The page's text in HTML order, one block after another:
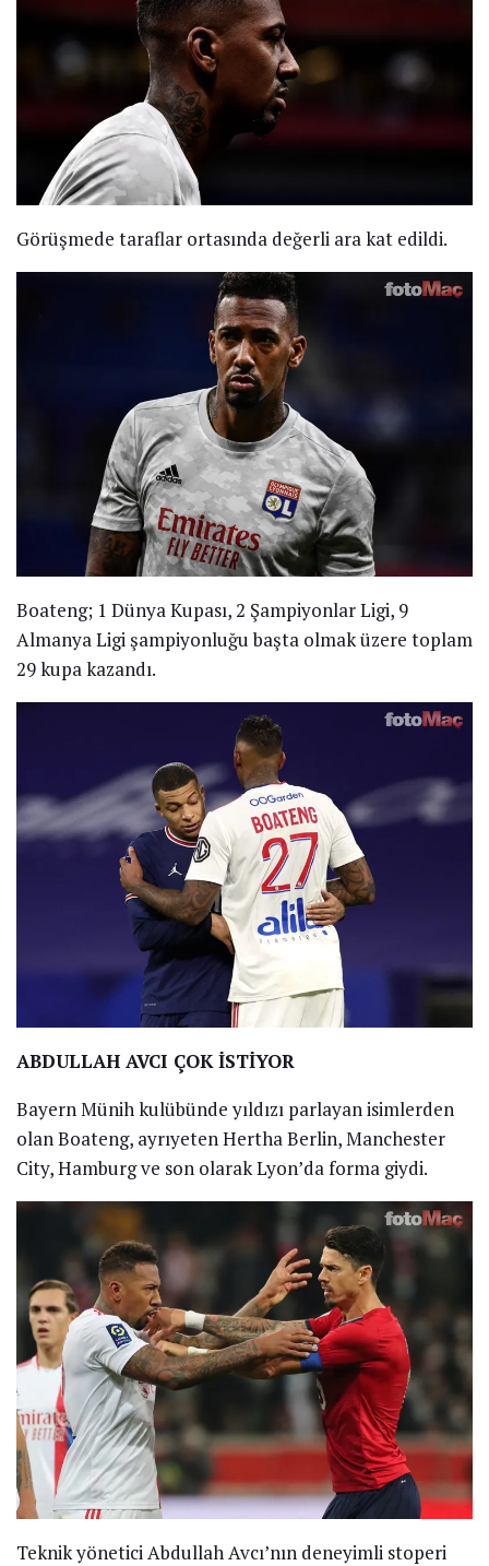
Görüşmede taraflar ortasında değerli ara kat edildi.
Boateng; 1 Dünya Kupası, 2 Şampiyonlar Ligi, 9
Almanya Ligi şampiyonluğu başta olmak üzere toplam
29 kupa kazandı.
ABDULLAH AVCI ÇOK İSTİYOR
Bayern Münih kulübünde yıldızı parlayan isimlerden
olan Boateng, ayrıyeten Hertha Berlin, Manchester
City, Hamburg ve son olarak Lyon’da forma giydi.
Teknik yönetici Abdullah Avcı’nın deneyimli stoperi